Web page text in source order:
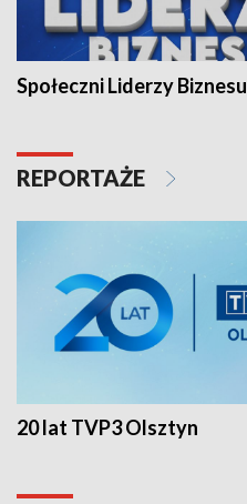
Społeczni Liderzy Biznesu
REPORTAŻE
20 lat TVP3 Olsztyn